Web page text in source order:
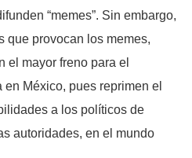
“memes”. Sin embargo,
que provocan los memes,
el mayor freno para el
México, pues reprimen el
a los políticos de
autoridades, en el mundo